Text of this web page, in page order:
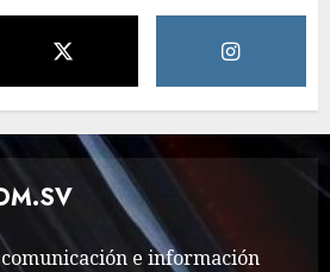
The full story of
Thailand’s extraordinary
cave rescue
MAYO 14, 2024 1004
e información